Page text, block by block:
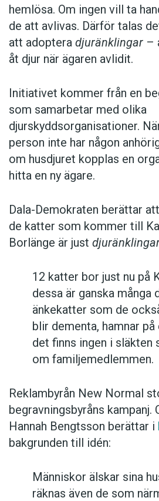
hemlösa. Om ingen vill ta
de att avlivas. Därför talas
att adoptera djuränklingar –
åt djur när ägaren avlidit.
Initiativet kommer från en
som samarbetar med olika
djurskyddsorganisationer.
person inte har någon
om husdjuret kopplas en
hitta en ny ägare.
Dala-Demokraten berättar
de katter som kommer till
Borlänge är just
12 katter bor just nu på
dessa är ganska många
änkekatter som de
blir dementa, hamnar
det finns ingen i släkten
om familjemedlemmen.
Reklambyrån New Normal
begravningsbyråns kampanj.
Hannah Bengtsson berättar i
bakgrunden till idén:
Människor älskar sina
räknas även de som